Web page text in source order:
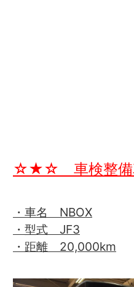
☆★☆ 車検整
・車名 NBOX
・型式 JF3
・距離 20,000km